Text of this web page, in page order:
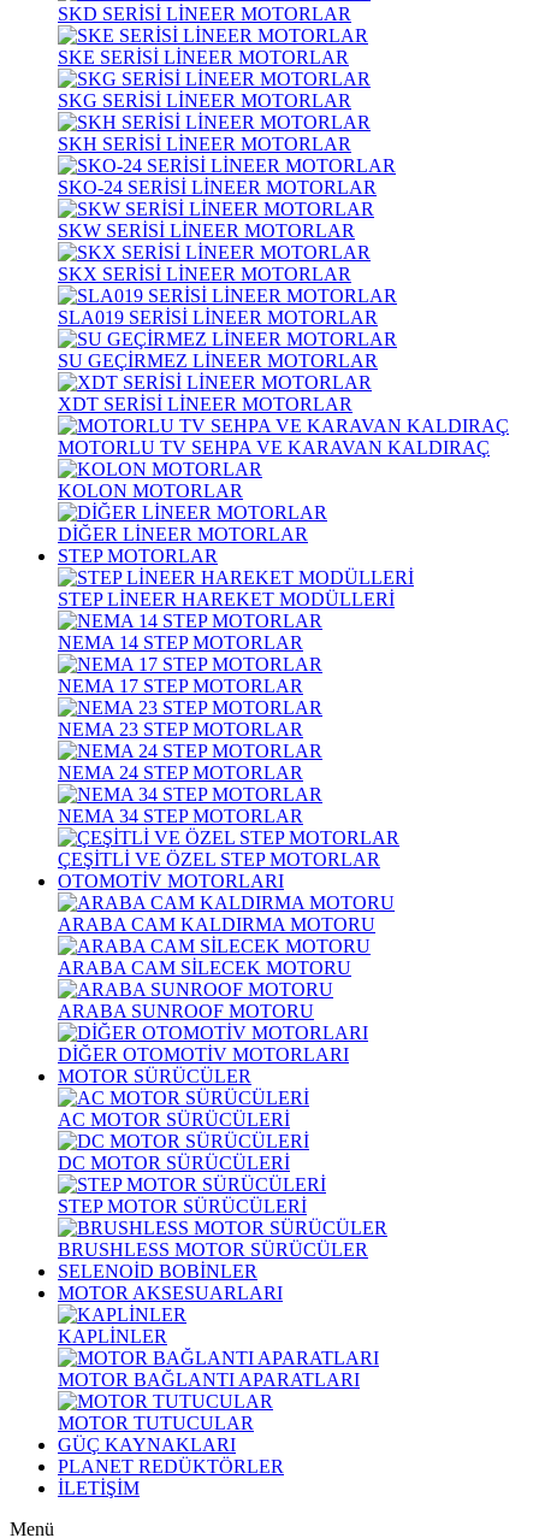
SKD SERİSİ LİNEER MOTORLAR
SKE SERİSİ LİNEER MOTORLAR
SKG SERİSİ LİNEER MOTORLAR
SKH SERİSİ LİNEER MOTORLAR
SKO-24 SERİSİ LİNEER MOTORLAR
SKW SERİSİ LİNEER MOTORLAR
SKX SERİSİ LİNEER MOTORLAR
SLA019 SERİSİ LİNEER MOTORLAR
SU GEÇİRMEZ LİNEER MOTORLAR
XDT SERİSİ LİNEER MOTORLAR
MOTORLU TV SEHPA VE KARAVAN KALDIRAÇ
KOLON MOTORLAR
DİĞER LİNEER MOTORLAR
STEP MOTORLAR
STEP LİNEER HAREKET MODÜLLERİ
NEMA 14 STEP MOTORLAR
NEMA 17 STEP MOTORLAR
NEMA 23 STEP MOTORLAR
NEMA 24 STEP MOTORLAR
NEMA 34 STEP MOTORLAR
ÇEŞİTLİ VE ÖZEL STEP MOTORLAR
OTOMOTİV MOTORLARI
ARABA CAM KALDIRMA MOTORU
ARABA CAM SİLECEK MOTORU
ARABA SUNROOF MOTORU
DİĞER OTOMOTİV MOTORLARI
MOTOR SÜRÜCÜLER
AC MOTOR SÜRÜCÜLERİ
DC MOTOR SÜRÜCÜLERİ
STEP MOTOR SÜRÜCÜLERİ
BRUSHLESS MOTOR SÜRÜCÜLER
SELENOİD BOBİNLER
MOTOR AKSESUARLARI
KAPLİNLER
MOTOR BAĞLANTI APARATLARI
MOTOR TUTUCULAR
GÜÇ KAYNAKLARI
PLANET REDÜKTÖRLER
İLETİŞİM
Menü